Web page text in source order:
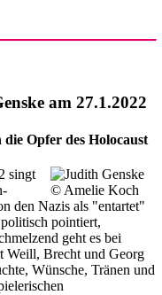
am 27.1.2022
Opfer des Holocaust
singt
den Nazis als "entartet"
pointiert,
geht es bei
Weill, Brecht und Georg
Wünsche, Tränen und